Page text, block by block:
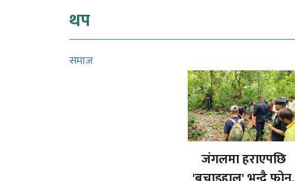
थप
समाज
जंगलमा हराएपछि